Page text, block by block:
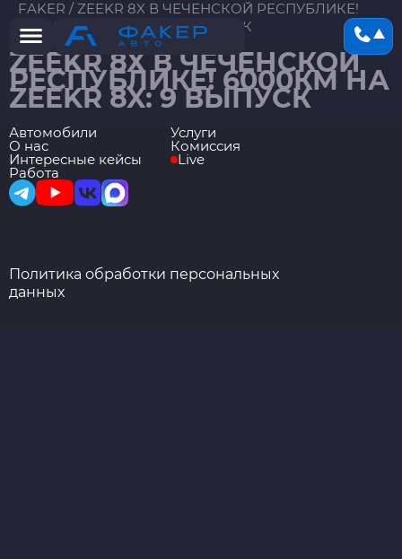
FAKER /ZEEKR 8X В ЧЕЧЕНСКОЙ РЕСПУБЛИКЕ!
6000КМ НА ZEEKR 8X: 9 ВЫПУСК
ZEEKR 8X В ЧЕЧЕНСКОЙ
РЕСПУБЛИКЕ! 6000КМ НА
ZEEKR 8X: 9 ВЫПУСК
Автомобили Услуги
О нас Комиссия
Интересные кейсы Live
Работа
Политика обработки персональных
данных